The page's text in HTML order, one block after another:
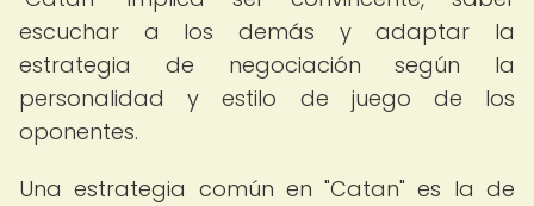
escuchar a los demás y adaptar la
estrategia de negociación según la
personalidad y estilo de juego de los
oponentes.
Una estrategia común en "Catan" es la de